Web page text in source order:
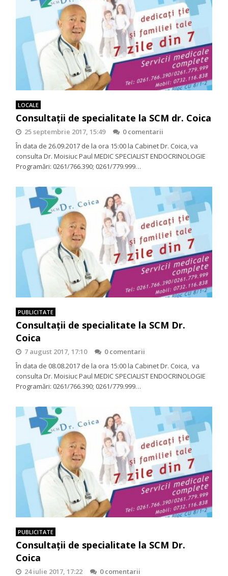
LOCALE
Consultații de specialitate la SCM dr. Coica
25 septembrie 2017, 15:49
0 comentarii
În data de 26.09.2017 de la ora 15:00 la Cabinet Dr. Coica, va
consulta Dr. Moisiuc Paul MEDIC SPECIALIST ENDOCRINOLOGIE
Programări: 0261/766.390; 0261/779.999…
PUBLICITATE
Consultaţii de specialitate la SCM Dr.
Coica
7 august 2017, 17:10
0 comentarii
În data de 08.08.2017 de la ora 15:00 la Cabinet Dr. Coica, va
consulta Dr. Moisiuc Paul MEDIC SPECIALIST ENDOCRINOLOGIE
Programări: 0261/766.390; 0261/779.999…
PUBLICITATE
Consultaţii de specialitate la SCM Dr.
Coica
24 iulie 2017, 17:22 0 comentarii